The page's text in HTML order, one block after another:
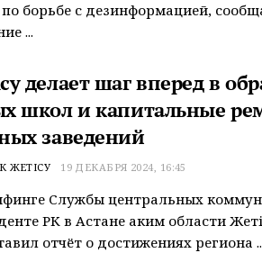
борьбе с дезинформацией,
...
делает шаг вперед в
школ и капитальные
заведений
ЖЕТІСУ 19 ДЕКАБРЯ 2024, 16:45
Службы центральных
РК в Астане аким области
отчёт о достижениях региона